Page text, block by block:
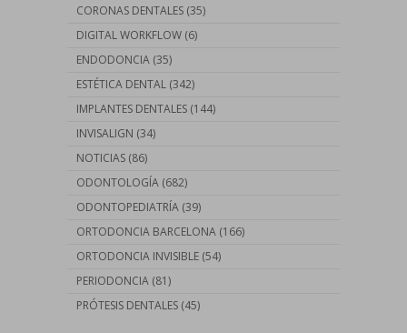
CORONAS DENTALES (35)
DIGITAL WORKFLOW (6)
ENDODONCIA (35)
ESTÉTICA DENTAL (342)
IMPLANTES DENTALES (144)
INVISALIGN (34)
NOTICIAS (86)
ODONTOLOGÍA (682)
ODONTOPEDIATRÍA (39)
ORTODONCIA BARCELONA (166)
ORTODONCIA INVISIBLE (54)
PERIODONCIA (81)
PRÓTESIS DENTALES (45)